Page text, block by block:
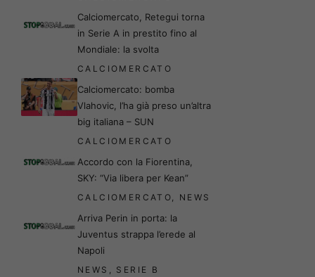
Calciomercato, Retegui torna
in Serie A in prestito fino al
Mondiale: la svolta
CALCIOMERCATO
Calciomercato: bomba
Vlahovic, l’ha già preso un’altra
big italiana – SUN
CALCIOMERCATO
Accordo con la Fiorentina,
SKY: “Via libera per Kean”
CALCIOMERCATO NEWS
Arriva Perin in porta: la
Juventus strappa l’erede al
Napoli
NEWS SERIE B